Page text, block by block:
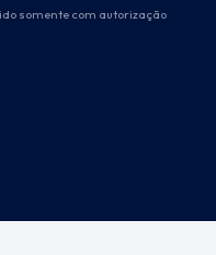
somente com autorização